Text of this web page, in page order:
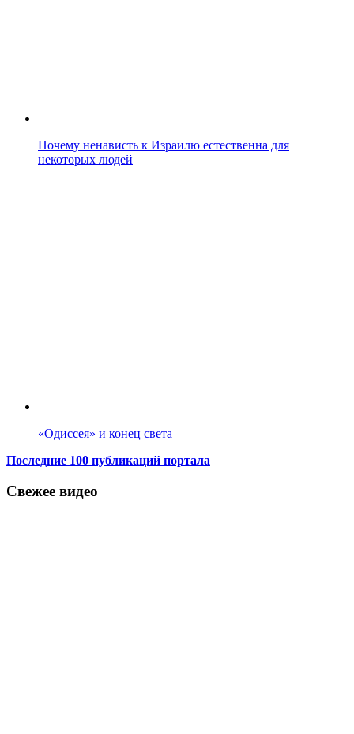
Почему ненависть к Израилю естественна для
некоторых людей
«Одиссея» и конец света
Последние 100 публикаций портала
Свежее видео